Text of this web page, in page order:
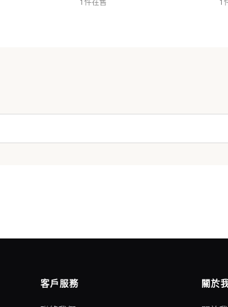
1 件在售 1
客戶服務 關於